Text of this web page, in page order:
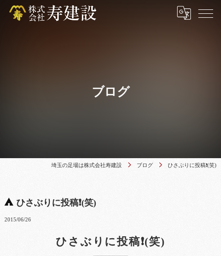
ブログ
埼玉の足場は株式会社寿建設 ブログ ひさぶりに投稿❗(笑)
ひさぶりに投稿❗(笑)
2015/06/26
ひさぶりに投稿❗(笑)